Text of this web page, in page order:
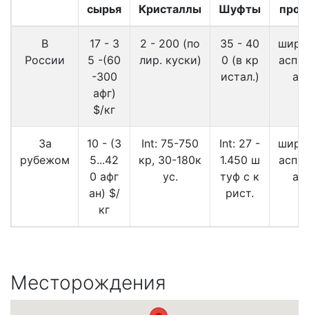
сырья
Кристаллы Шуфты
В
России
17 - 3
5 -(60
-300
афг)
$/кг
2 - 200 (по
лир. куски)
35 - 40
0 (в кр
истал.)
За
рубежом
10 - (3
5...42
0 афг
ан) $/
кг
Int: 75-750
кр, 30-180к
ус.
Int: 27 -
1.450 ш
туф с к
рист.
Месторождения